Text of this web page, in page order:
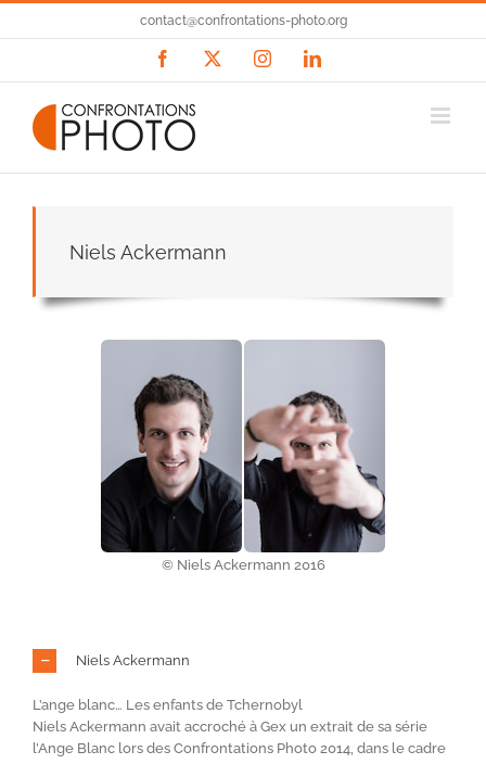
contact@confrontations-photo.org
Facebook InstagramLinkedIn
Niels Ackermann
© Niels Ackermann 2016
Niels Ackermann
L’ange blanc… Les enfants de Tchernobyl
Niels Ackermann avait accroché à Gex un extrait de sa série
l’Ange Blanc lors des Confrontations Photo 2014, dans le cadre